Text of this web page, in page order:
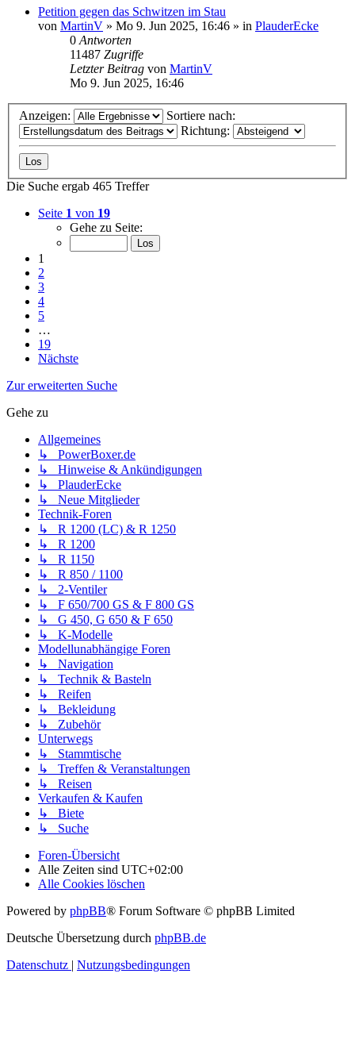
Petition gegen das Schwitzen im Stau
von MartinV » Mo 9. Jun 2025, 16:46 » in PlauderEcke
0 Antworten
11487 Zugriffe
Letzter Beitrag von MartinV
Mo 9. Jun 2025, 16:46
Anzeigen:
Sortiere nach:
Richtung:
Die Suche ergab 465 Treffer
Seite 1 von 19
Gehe zu Seite:
1
2
3
4
5
…
19
Nächste
Zur erweiterten Suche
Gehe zu
Allgemeines
↳ PowerBoxer.de
↳ Hinweise & Ankündigungen
↳ PlauderEcke
↳ Neue Mitglieder
Technik-Foren
↳ R 1200 (LC) & R 1250
↳ R 1200
↳ R 1150
↳ R 850 / 1100
↳ 2-Ventiler
↳ F 650/700 GS & F 800 GS
↳ G 450, G 650 & F 650
↳ K-Modelle
Modellunabhängige Foren
↳ Navigation
↳ Technik & Basteln
↳ Reifen
↳ Bekleidung
↳ Zubehör
Unterwegs
↳ Stammtische
↳ Treffen & Veranstaltungen
↳ Reisen
Verkaufen & Kaufen
↳ Biete
↳ Suche
Foren-Übersicht
Alle Zeiten sind UTC+02:00
Alle Cookies löschen
Powered by phpBB® Forum Software © phpBB Limited
Deutsche Übersetzung durch phpBB.de
Datenschutz
Nutzungsbedingungen